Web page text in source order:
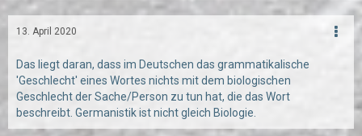
13. April 2020
Das liegt daran, dass im Deutschen das grammatikalische
'Geschlecht' eines Wortes nichts mit dem biologischen
Geschlecht der Sache/Person zu tun hat, die das Wort
beschreibt. Germanistik ist nicht gleich Biologie.